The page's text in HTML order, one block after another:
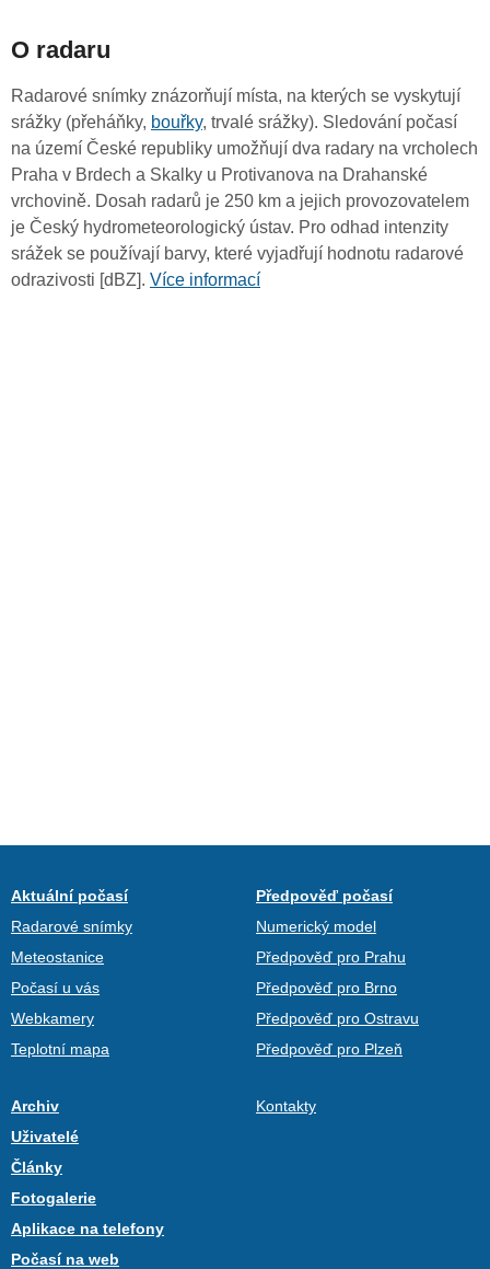
O radaru
Radarové snímky znázorňují místa, na kterých se vyskytují
srážky (přeháňky, bouřky, trvalé srážky). Sledování počasí
na území České republiky umožňují dva radary na vrcholech
Praha v Brdech a Skalky u Protivanova na Drahanské
vrchovině. Dosah radarů je 250 km a jejich provozovatelem
je Český hydrometeorologický ústav. Pro odhad intenzity
srážek se používají barvy, které vyjadřují hodnotu radarové
odrazivosti [dBZ]. Více informací
Aktuální počasí
Radarové snímky
Meteostanice
Počasí u vás
Webkamery
Teplotní mapa
Předpověď počasí
Numerický model
Předpověď pro Prahu
Předpověď pro Brno
Předpověď pro Ostravu
Předpověď pro Plzeň
Archiv
Uživatelé
Články
Fotogalerie
Aplikace na telefony
Počasí na web
Kontakty